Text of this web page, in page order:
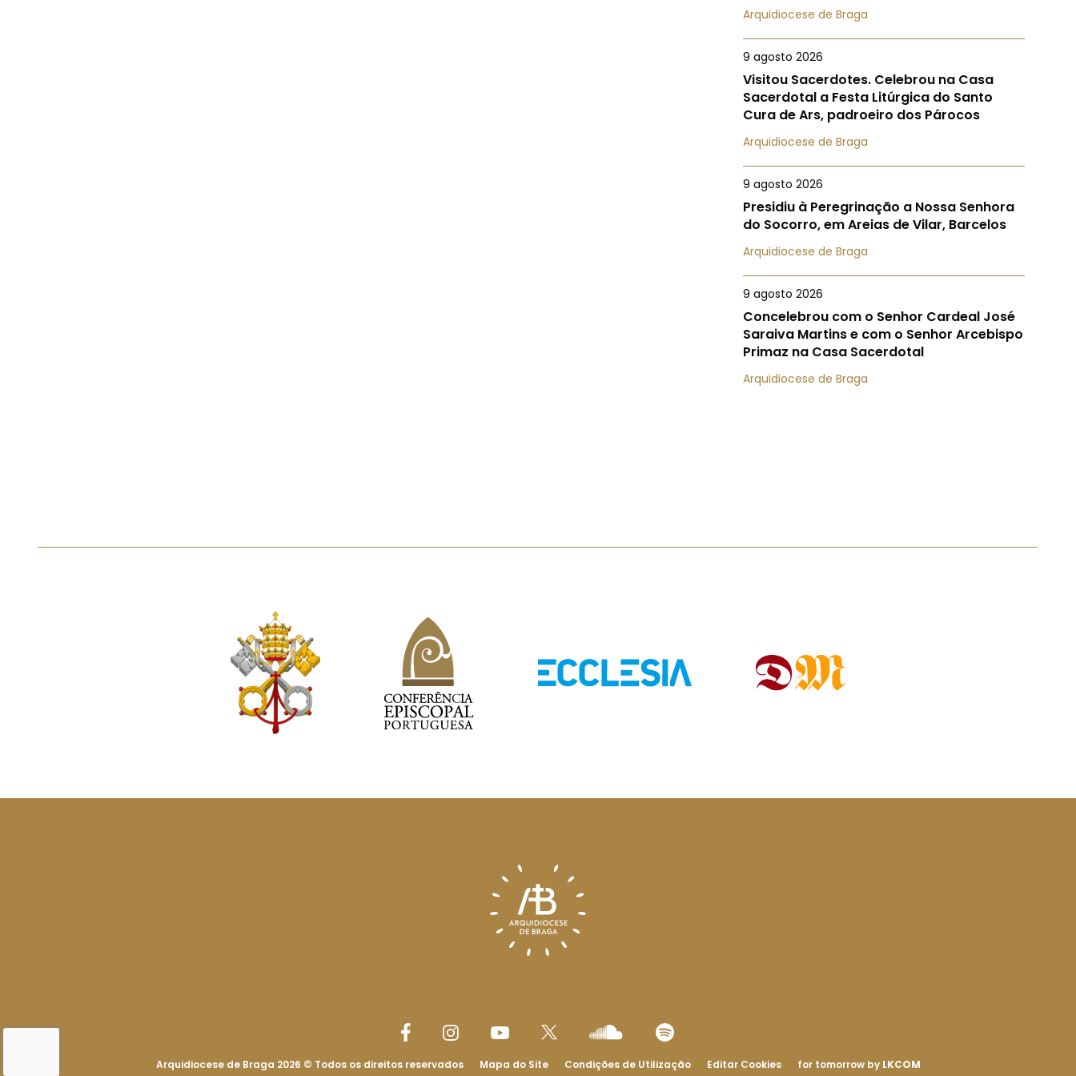
Arquidiocese de Braga
9 agosto 2026
Visitou Sacerdotes. Celebrou na Casa
Sacerdotal a Festa Litúrgica do Santo
Cura de Ars, padroeiro dos Párocos
Arquidiocese de Braga
9 agosto 2026
Presidiu à Peregrinação a Nossa Senhora
do Socorro, em Areias de Vilar, Barcelos
Arquidiocese de Braga
9 agosto 2026
Concelebrou com o Senhor Cardeal José
Saraiva Martins e com o Senhor Arcebispo
Primaz na Casa Sacerdotal
Arquidiocese de Braga
Arquidiocese de Braga 2026 © Todos os direitos reservados Mapa do Site Condições de Utilização Editar Cookies for tomorrow by LKCOM